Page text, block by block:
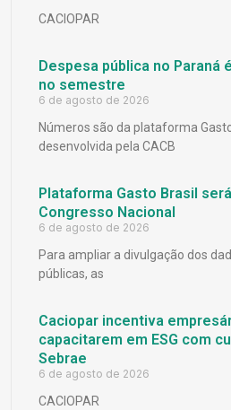
CACIOPAR
Despesa pública no Paraná
no semestre
6 de agosto de 2026
Números são da plataforma
desenvolvida pela CACB
Plataforma Gasto Brasil
Congresso Nacional
6 de agosto de 2026
Para ampliar a divulgação dos
públicas, as
Caciopar incentiva
capacitarem em ESG com
Sebrae
6 de agosto de 2026
CACIOPAR